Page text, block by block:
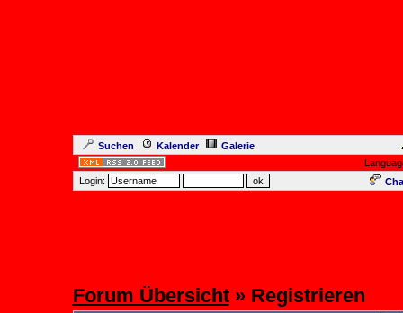
Suchen Kalender
Galerie
Login:
Forum Übersicht» Registrieren